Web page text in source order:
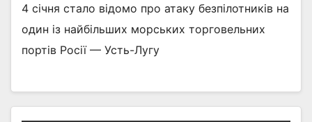
4 січня стало відомо про атаку безпілотників на
один із найбільших морських торговельних
портів Росії — Усть-Лугу